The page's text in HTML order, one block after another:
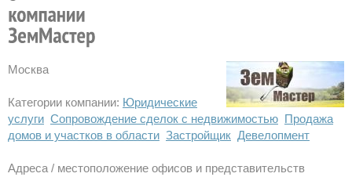
Москва
Категории компании: Юридические
услуги Сопровождение сделок с недвижимостью Продажа
домов и участков в области Застройщик Девелопмент
Адреса / местоположение офисов и представительств